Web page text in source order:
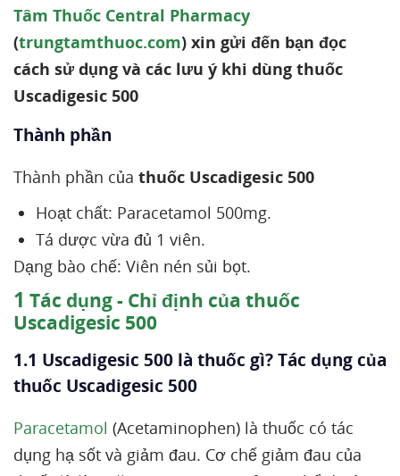
Tâm Thuốc Central Pharmacy
(trungtamthuoc.com) xin gửi đến bạn đọc
cách sử dụng và các lưu ý khi dùng thuốc
Uscadigesic 500
Thành phần
Thành phần của thuốc Uscadigesic 500
Hoạt chất: Paracetamol 500mg.
Tá dược vừa đủ 1 viên.
Dạng bào chế: Viên nén sủi bọt.
1 Tác dụng - Chỉ định của thuốc
Uscadigesic 500
1.1 Uscadigesic 500 là thuốc gì? Tác dụng của
thuốc Uscadigesic 500
Paracetamol (Acetaminophen) là thuốc có tác
dụng hạ sốt và giảm đau. Cơ chế giảm đau của